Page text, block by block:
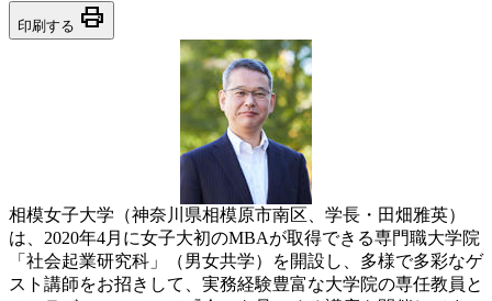
印刷する print
相模女子大学（神奈川県相模原市南区、学長・田畑雅英）
は、2020年4月に女子大初のMBAが取得できる専門職大学院
「社会起業研究科」（男女共学）を開設し、多様で多彩なゲ
スト講師をお招きして、実務経験豊富な大学院の専任教員と